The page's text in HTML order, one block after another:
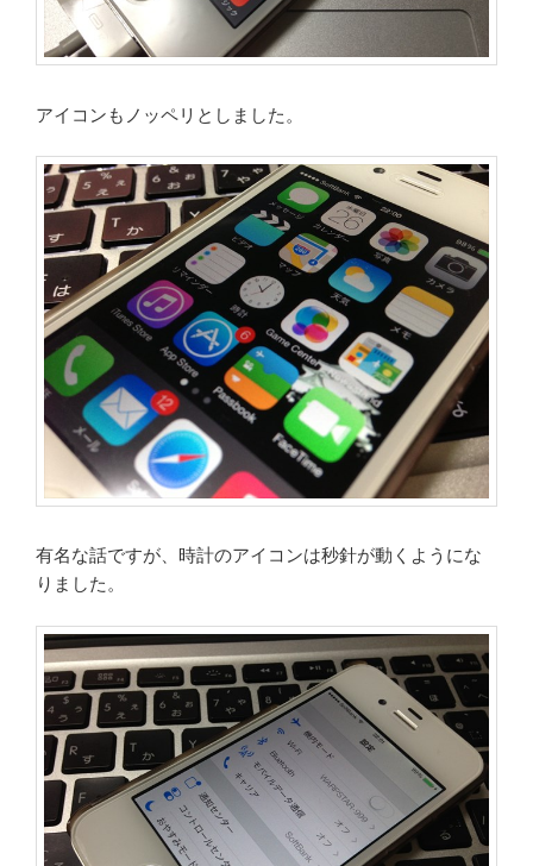
アイコンもノッペリとしました。
有名な話ですが、時計のアイコンは秒針が動くようにな
りました。